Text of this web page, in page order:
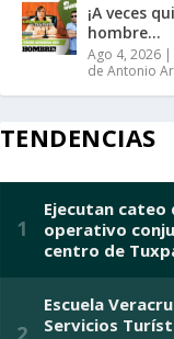
¡A veces
hombre…
Ago 4, 2026|
de Antonio
TENDENCIAS